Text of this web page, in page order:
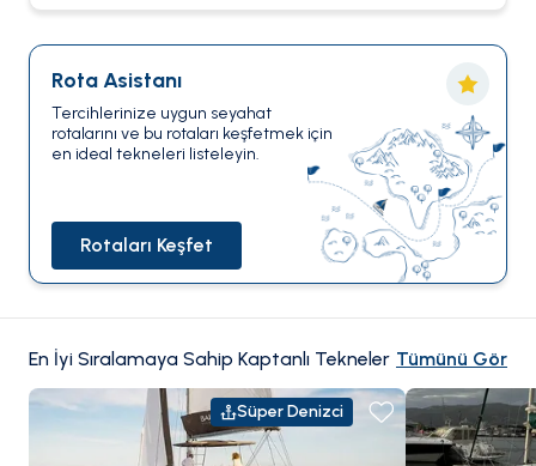
Rota Asistanı
Tercihlerinize uygun seyahat
rotalarını ve bu rotaları keşfetmek için
en ideal tekneleri listeleyin.
Rotaları Keşfet
En İyi Sıralamaya Sahip Kaptanlı Tekneler Tümünü Gör
Süper Denizci